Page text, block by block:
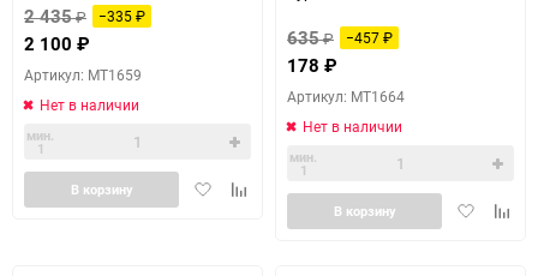
2 435₽ −335₽
2 100 ₽
Артикул: MT1659
Нет в наличии
мин.
1
ДобавитьДобавить
сравнению
В корзину
635₽ −457₽
178 ₽
Артикул: MT1664
Нет в наличии
мин.
1
Добавить
В корзину